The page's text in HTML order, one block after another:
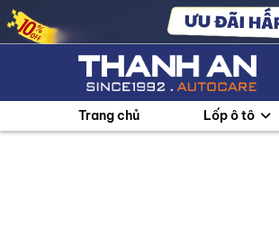
Trang chủ Lốp ô tô